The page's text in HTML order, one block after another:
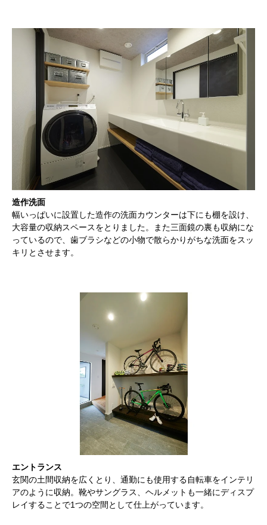
造作洗面
幅いっぱいに設置した造作の洗面カウンターは下にも棚を設け、
大容量の収納スペースをとりました。また三面鏡の裏も収納にな
っているので、歯ブラシなどの小物で散らかりがちな洗面をスッ
キリとさせます。
エントランス
玄関の土間収納を広くとり、通勤にも使用する自転車をインテリ
アのように収納。靴やサングラス、ヘルメットも一緒にディスプ
レイすることで1つの空間として仕上がっています。